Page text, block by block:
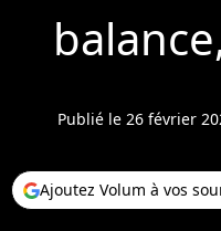
Publié le 26 février
Ajoutez Volum à vos